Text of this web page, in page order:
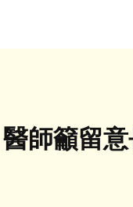
師籲留